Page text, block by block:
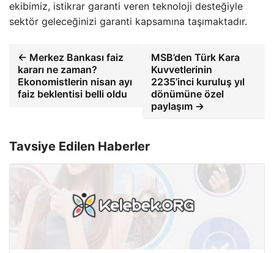
ekibimiz, istikrar garanti veren teknoloji desteğiyle
sektör geleceğinizi garanti kapsamına taşımaktadır.
← Merkez Bankası faiz
kararı ne zaman?
Ekonomistlerin nisan ayı
faiz beklentisi belli oldu
MSB’den Türk Kara
Kuvvetlerinin
2235’inci kuruluş yıl
dönümüne özel
paylaşım →
Tavsiye Edilen Haberler